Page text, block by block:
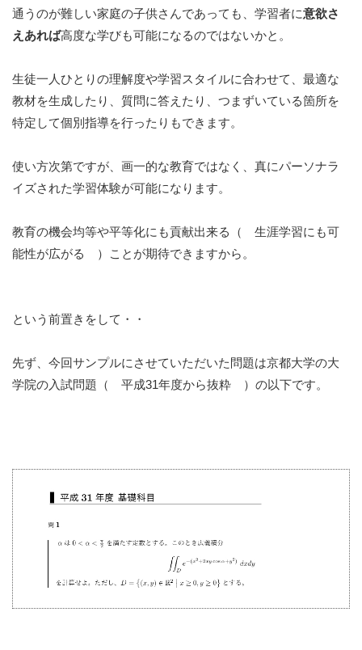
通うのが難しい家庭の子供さんであっても、学習者に意欲さ
えあれば高度な学びも可能になるのではないかと。
生徒一人ひとりの理解度や学習スタイルに合わせて、最適な
教材を生成したり、質問に答えたり、つまずいている箇所を
特定して個別指導を行ったりもできます。
使い方次第ですが、画一的な教育ではなく、真にパーソナラ
イズされた学習体験が可能になります。
教育の機会均等や平等化にも貢献出来る（ 生涯学習にも可
能性が広がる ）ことが期待できますから。
という前置きをして・・
先ず、今回サンプルにさせていただいた問題は京都大学の大
学院の入試問題（ 平成31年度から抜粋 ）の以下です。